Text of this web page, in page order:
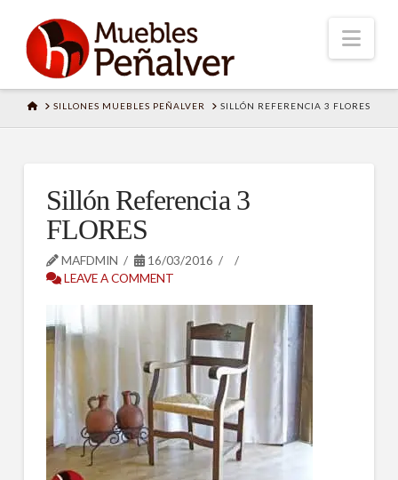
HOMESILLONES MUEBLES PEÑALVER SILLÓN REFERENCIA 3 FLORES
Sillón Referencia 3
FLORES
MAFDMIN
16/03/2016
LEAVE A COMMENT